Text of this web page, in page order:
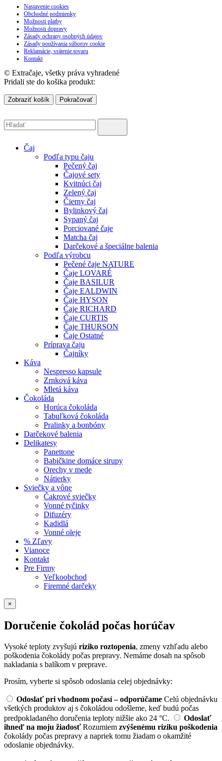
Nastavenie cookies
Obchodné podmienky
Možnosti platby
Možnosti dopravy
Zásady ochrany osobných údajov
Zásady používania súborov cookie
Reklamácie, vrátenie tovaru
Kontakt
© Extračaje, všetky práva vyhradené
Pridali ste do košika produkt:
Zobraziť košík Pokračovať
Čaj
Podľa typu čaju
Pečený čaj
Čajové sety
Kvitnúci čaj
Zelený čaj
Čierny čaj
Bylinkový čaj
Sypaný čaj
Porciované čaje
Matcha čaj
Darčekové a špeciálne balenia
Podľa výrobcu
Pečené čaje NATURE
Čaje LOVARÉ
Čaje BASILUR
Čaje EALDWIN
Čaje HYSON
Čaje RICHARD
Čaje CURTIS
Čaje THURSON
Čaje Ostatné
Príprava čaju
Čajníky
Káva
Nespresso kapsule
Zrnková káva
Mletá káva
Čokoláda
Horúca čokoláda
Tabuľková čokoláda
Pralinky a bonbóny
Darčekové balenia
Delikatesy
Panettone
Babičkine domáce sirupy
Orechy v mede
Nátierky
Sviečky a vône
Čakrové sviečky
Vonné tyčinky
Difuzéry
Kadidlá
Vonné oleje
% Zľavy
Vianoce
Kontakt
Pre Firmy
Veľkoobchod
Firemné darčeky
×
Doručenie čokolád počas horúčav
Vysoké teploty zvyšujú riziko roztopenia, zmeny vzhľadu alebo
poškodenia čokolády počas prepravy. Nemáme dosah na spôsob
nakladania s balíkom v preprave.
Prosím, vyberte si spôsob odoslania celej objednávky:
Odoslať pri vhodnom počasí – odporúčame Celú objednávku
všetkých produktov aj s čokoládou odošleme, keď budú počas
predpokladaného doručenia teploty nižšie ako 24 °C.
Odoslať
ihneď na moju žiadosť Rozumiem zvýšenému riziku poškodenia
čokolády počas prepravy a napriek tomu žiadam o okamžité
odoslanie objednávky.